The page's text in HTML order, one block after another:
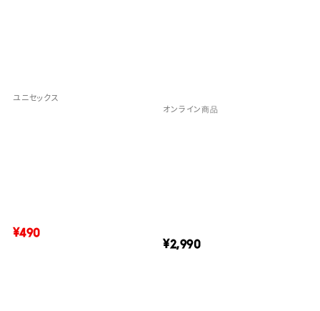
ユニセックス
¥490
オンライン商品
¥2,990